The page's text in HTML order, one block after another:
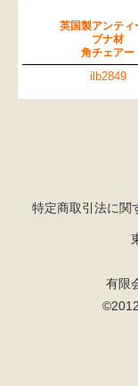
英国製アンティ
ブナ材
角チェアー
ilb2849
特定商取引法に関
有限